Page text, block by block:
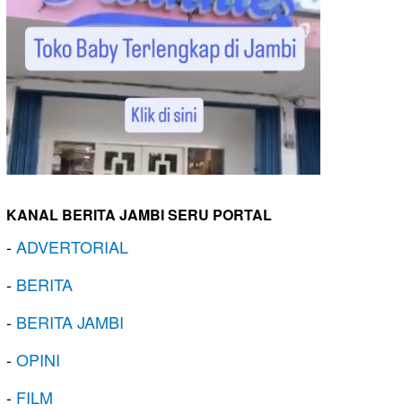
KANAL BERITA JAMBI SERU PORTAL
-ADVERTORIAL
- BERITA
- BERITA JAMBI
-OPINI
- FILM